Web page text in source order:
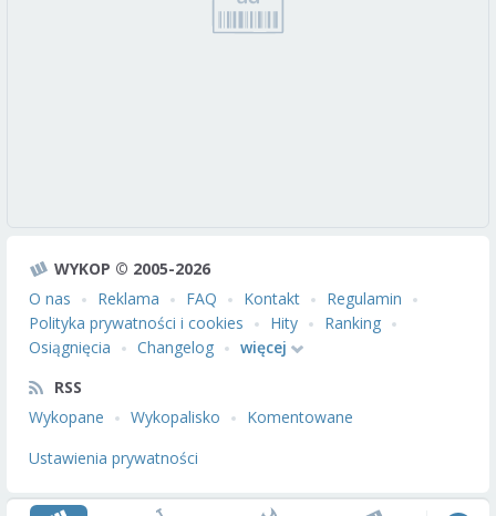
WYKOP © 2005-2026
O nas
Reklama FAQ Kontakt
Regulamin
Polityka prywatności i cookies
Hity
Ranking
Osiągnięcia
Changelog
więcej
RSS
Wykopane
Wykopalisko
Komentowane
Ustawienia prywatności